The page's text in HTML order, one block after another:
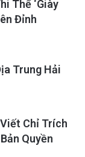
Thể ‘Giày
Đỉnh
Trung Hải
Chỉ Trích
Quyền